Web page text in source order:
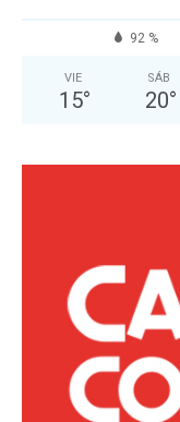
92 %
VIE
15°
SÁB
20°